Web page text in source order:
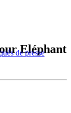
de presse
Eléphant